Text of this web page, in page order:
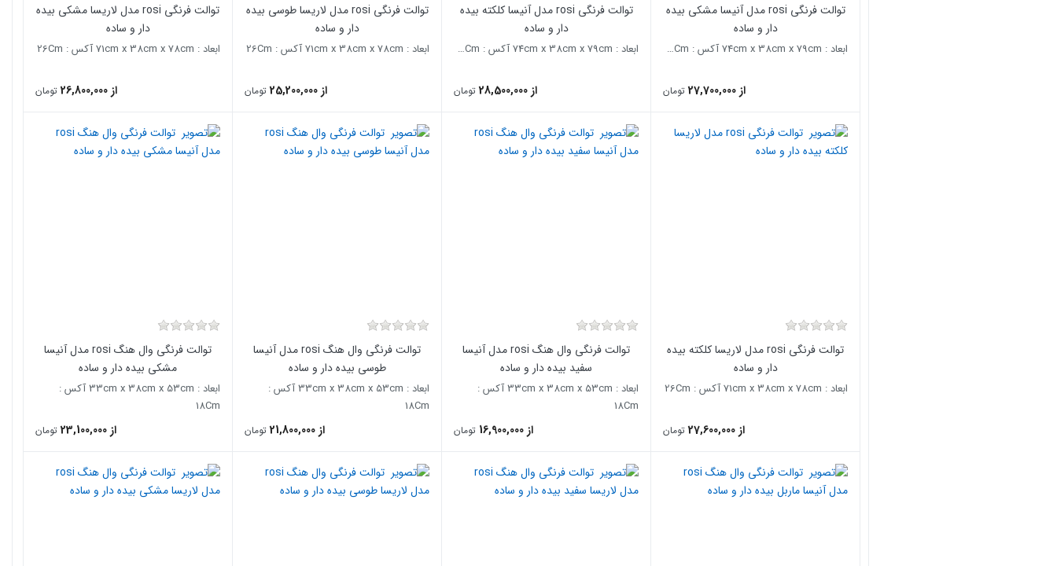
توالت فرنگی rosi مدل آنیسا مشکی بیده
دار و ساده
ابعاد : 74cm x 38cm x 79cm آکس : 26Cm
از 27,700,000 تومان
توالت فرنگی rosi مدل آنیسا کلکته بیده
دار و ساده
ابعاد : 74cm x 38cm x 79cm آکس : 26Cm
از 28,500,000 تومان
توالت فرنگی rosi مدل لاریسا طوسی بیده
دار و ساده
ابعاد : 71cm x 38cm x 78cm آکس : 26Cm
از 25,200,000 تومان
توالت فرنگی rosi مدل لاریسا مشکی بیده
دار و ساده
ابعاد : 71cm x 38cm x 78cm آکس : 26Cm
از 26,800,000 تومان
توالت فرنگی rosi مدل لاریسا کلکته بیده
دار و ساده
ابعاد : 71cm x 38cm x 78cm آکس : 26Cm
از 27,600,000 تومان
توالت فرنگی وال هنگ rosi مدل آنیسا
سفید بیده دار و ساده
ابعاد : 33cm x 38cm x 53cm آکس :
18Cm
از 16,900,000 تومان
توالت فرنگی وال هنگ rosi مدل آنیسا
طوسی بیده دار و ساده
ابعاد : 33cm x 38cm x 53cm آکس :
18Cm
از 21,800,000 تومان
توالت فرنگی وال هنگ rosi مدل آنیسا
مشکی بیده دار و ساده
ابعاد : 33cm x 38cm x 53cm آکس :
18Cm
از 23,100,000 تومان